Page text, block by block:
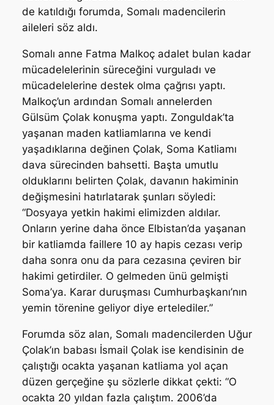
de katıldığı forumda, Somalı madencilerin
aileleri söz aldı.
Somalı anne Fatma Malkoç adalet bulan kadar
mücadelelerinin süreceğini vurguladı ve
mücadelelerine destek olma çağrısı yaptı.
Malkoç’un ardından Somalı annelerden
Gülsüm Çolak konuşma yaptı. Zonguldak’ta
yaşanan maden katliamlarına ve kendi
yaşadıklarına değinen Çolak, Soma Katliamı
dava sürecinden bahsetti. Başta umutlu
olduklarını belirten Çolak, davanın hakiminin
değişmesini hatırlatarak şunları söyledi:
“Dosyaya yetkin hakimi elimizden aldılar.
Onların yerine daha önce Elbistan’da yaşanan
bir katliamda faillere 10 ay hapis cezası verip
daha sonra onu da para cezasına çeviren bir
hakimi getirdiler. O gelmeden ünü gelmişti
Soma’ya. Karar duruşması Cumhurbaşkanı’nın
yemin törenine geliyor diye ertelediler.”
Forumda söz alan, Somalı madencilerden Uğur
Çolak’ın babası İsmail Çolak ise kendisinin de
çalıştığı ocakta yaşanan katliama yol açan
düzen gerçeğine şu sözlerle dikkat çekti: “O
ocakta 20 yıldan fazla çalıştım. 2006’da